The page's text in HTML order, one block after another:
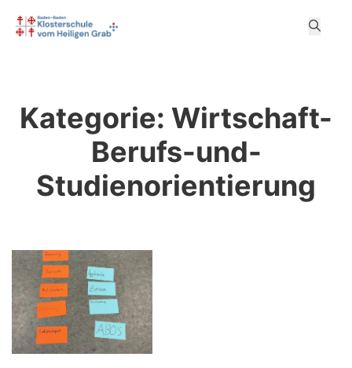
Kategorie: Wirtschaft-
Berufs-und-
Studienorientierung